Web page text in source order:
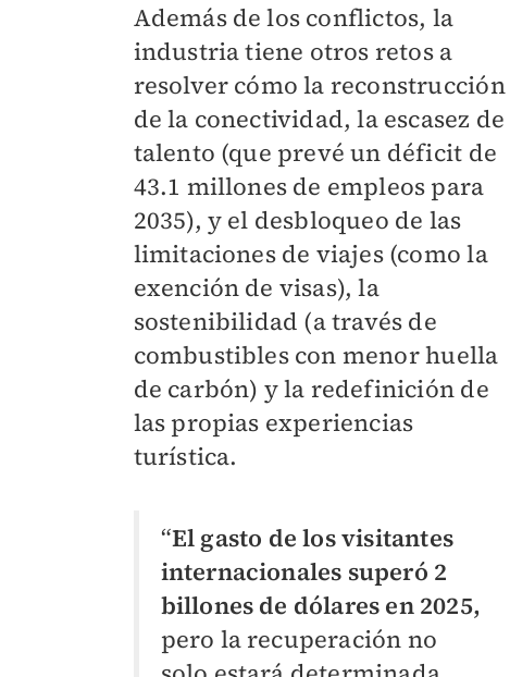
Además de los conflictos, la
industria tiene otros retos a
resolver cómo la reconstrucción
de la conectividad, la escasez de
talento (que prevé un déficit de
43.1 millones de empleos para
2035), y el desbloqueo de las
limitaciones de viajes (como la
exención de visas), la
sostenibilidad (a través de
combustibles con menor huella
de carbón) y la redefinición de
las propias experiencias
turística.
“El gasto de los visitantes
internacionales superó 2
billones de dólares en 2025,
pero la recuperación no